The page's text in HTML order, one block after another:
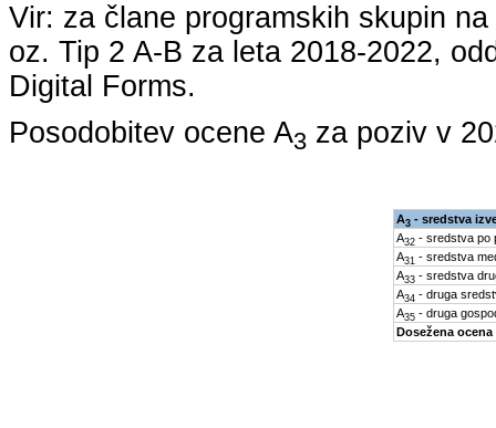
Vir: za člane programskih skupin
oz. Tip 2 A-B za leta 2018-2022,
Digital Forms.
Posodobitev ocene A3 za poziv v
A3- sredstva
A32- sredstva po
A31 - sredstva
A33- sredstva
A34 - druga
A35- druga
Dosežena ocena